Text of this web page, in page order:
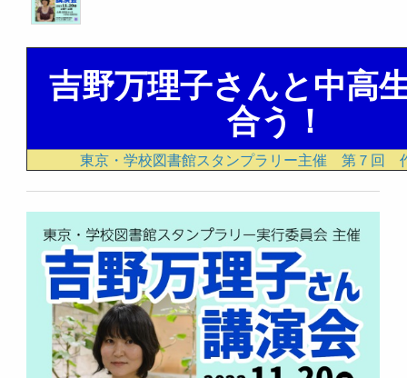
吉野万理子さんと中高
合う！
東京・学校図書館スタンプラリー主催 第７回